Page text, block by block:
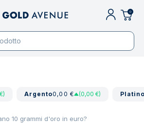
0
Argento0,00 € (0,00 €)
10 grammi d'oro in euro?